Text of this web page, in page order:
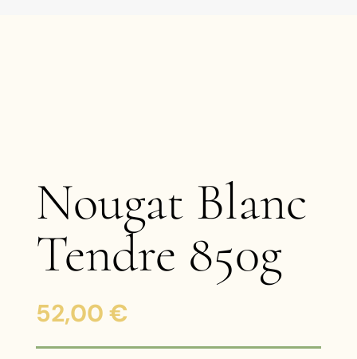
Nougat Blanc
Tendre 850g
52,00 €